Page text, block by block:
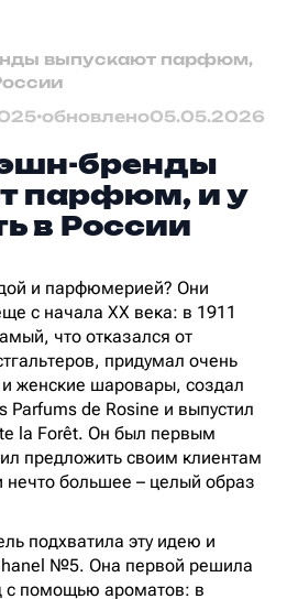
выпускают парфюм,
•обновлено05.05.2026
бренды
парфюм, и у
в России
и парфюмерией? Они
с начала XX века: в 1911
что отказался от
придумал очень
женские шаровары, создал
de Rosine и выпустил
la Forêt. Он был первым
предложить своим клиентам
нечто большее – целый образ
подхватила эту идею и
№5. Она первой решила
с помощью ароматов: в